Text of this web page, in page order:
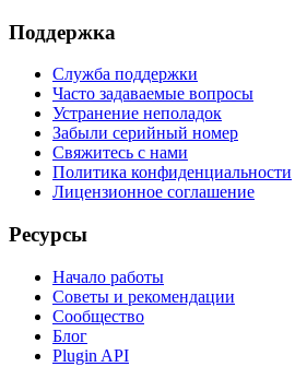
Поддержка
Служба поддержки
Часто задаваемые вопросы
Устранение неполадок
Забыли серийный номер
Свяжитесь с нами
Политика конфиденциальности
Лицензионное соглашение
Ресурсы
Начало работы
Советы и рекомендации
Сообщество
Блог
Plugin API